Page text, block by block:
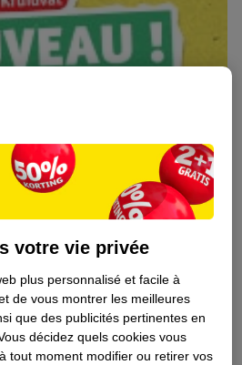
l’impact
vos produits
!
votre vie privée
plus personnalisé et facile à
de vous montrer les meilleures
que des publicités pertinentes en
décidez quels cookies vous
tout moment modifier ou retirer vos